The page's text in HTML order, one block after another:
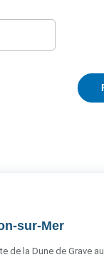
sur-Mer
la Dune de Grave